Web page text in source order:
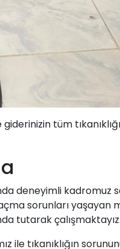
tüm tıkanıklığı
deneyimli kadromuz
sorunları yaşayan
tutarak çalışmaktayız.
ile tıkanıklığın